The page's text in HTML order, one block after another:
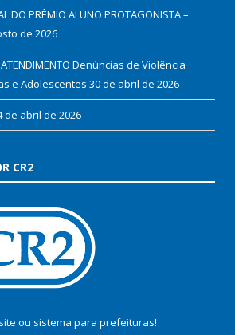
DO PRÊMIO ALUNO PROTAGONISTA –
de 2026
ATENDIMENTO Denúncias de Violência
e Adolescentes 30 de abril de 2026
de abril de 2026
CR2
ou sistema para prefeituras!